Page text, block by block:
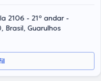
2106 - 21º andar -
Brasil, Guarulhos